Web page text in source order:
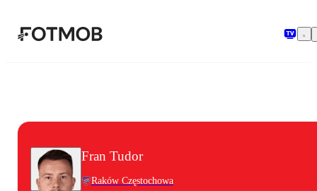
Fran Tudor
Raków Częstochowa